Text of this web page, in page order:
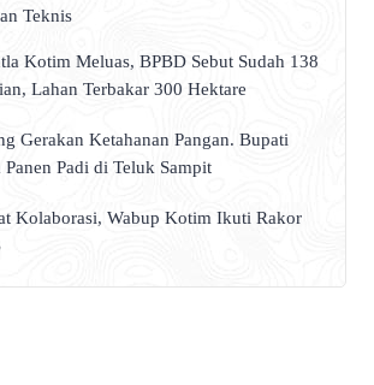
Teknis
Kotim Meluas, BPBD Sebut Sudah 138
Lahan Terbakar 300 Hektare
Gerakan Ketahanan Pangan. Bupati
Padi di Teluk Sampit
Kolaborasi, Wabup Kotim Ikuti Rakor